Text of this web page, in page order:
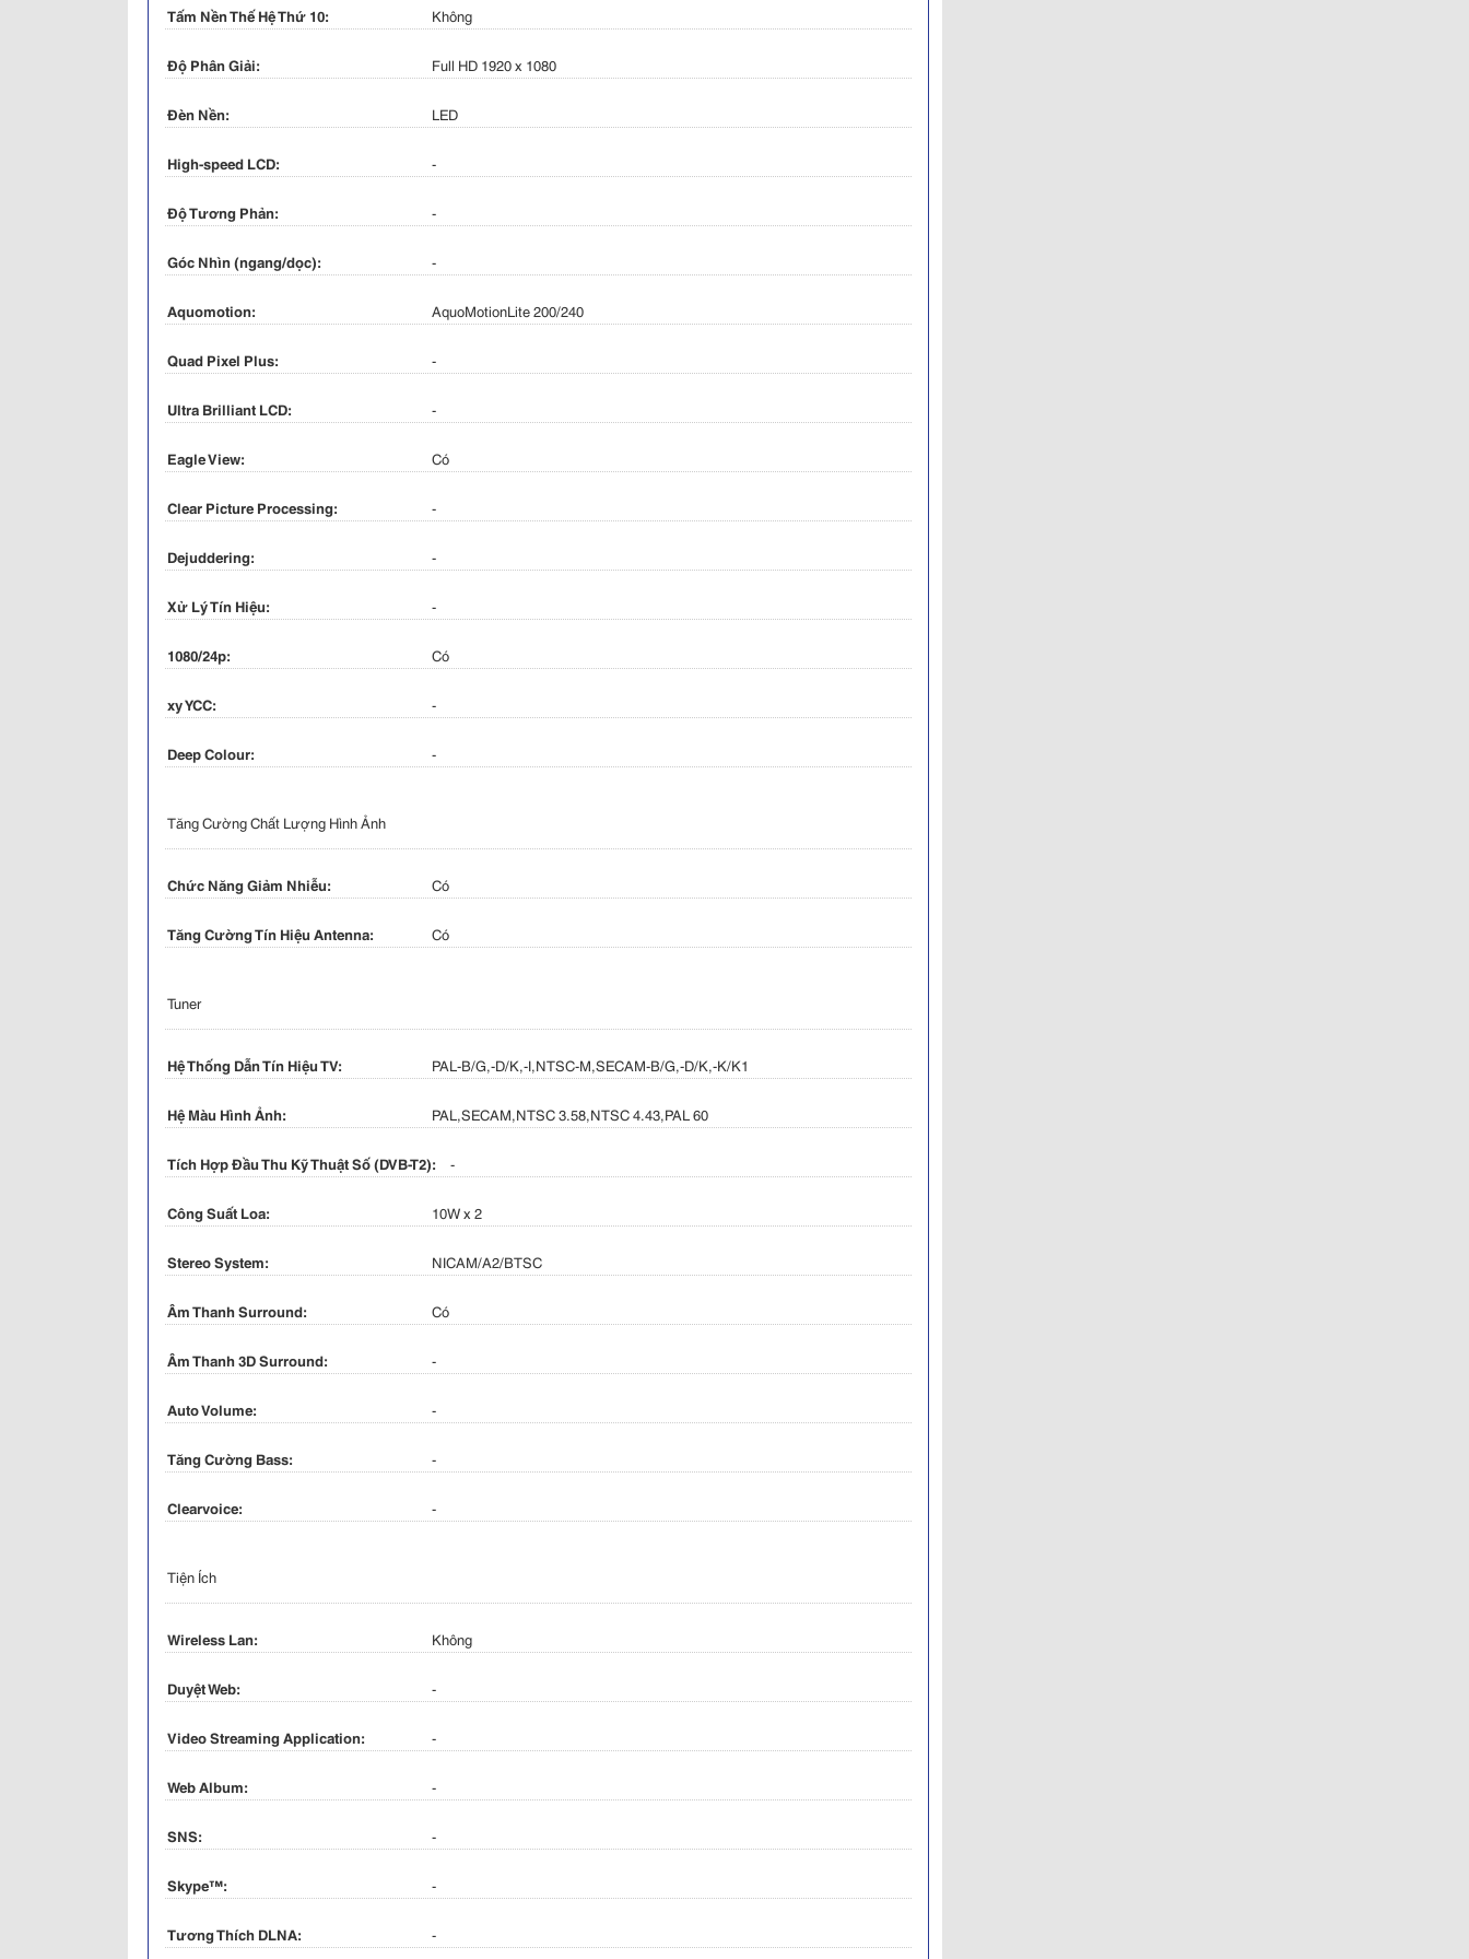
Tấm Nền Thế Hệ Thứ 10: Không
Độ Phân Giải: Full HD 1920 x 1080
Đèn Nền: LED
High-speed LCD: -
Độ Tương Phản: -
Góc Nhìn (ngang/dọc): -
Aquomotion: AquoMotionLite 200/240
Quad Pixel Plus: -
Ultra Brilliant LCD: -
Eagle View: Có
Clear Picture Processing: -
Dejuddering: -
Xử Lý Tín Hiệu: -
1080/24p: Có
xy YCC: -
Deep Colour: -
Tăng Cường Chất Lượng Hình Ảnh
Chức Năng Giảm Nhiễu: Có
Tăng Cường Tín Hiệu Antenna: Có
Tuner
Hệ Thống Dẫn Tín Hiệu TV: PAL-B/G,-D/K,-I,NTSC-M,SECAM-B/G,-D/K,-K/K1
Hệ Màu Hình Ảnh: PAL,SECAM,NTSC 3.58,NTSC 4.43,PAL 60
Tích Hợp Đầu Thu Kỹ Thuật Số (DVB-T2): -
Công Suất Loa: 10W x 2
Stereo System: NICAM/A2/BTSC
Âm Thanh Surround: Có
Âm Thanh 3D Surround: -
Auto Volume: -
Tăng Cường Bass: -
Clearvoice: -
Tiện Ích
Wireless Lan: Không
Duyệt Web: -
Video Streaming Application: -
Web Album: -
SNS: -
Skype™: -
Tương Thích DLNA: -